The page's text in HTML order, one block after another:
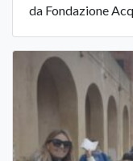
da Fondazione